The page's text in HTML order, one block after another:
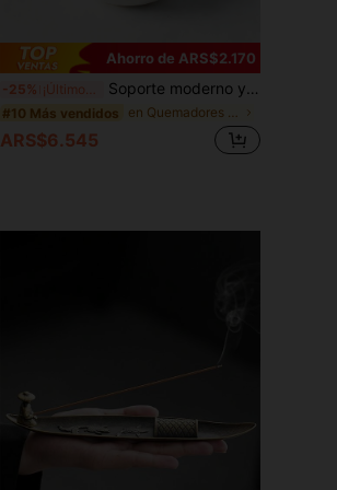
Ahorro de ARS$2.170
-25% ¡Últimos 3 días Soporte moderno y minimalista de estilo japonés para incienso redondo, base creativa para uso doméstico, quemador de incienso, plato de incienso para interiores
#10 Más vendidos en Quemadores de incienso
ARS$6.545